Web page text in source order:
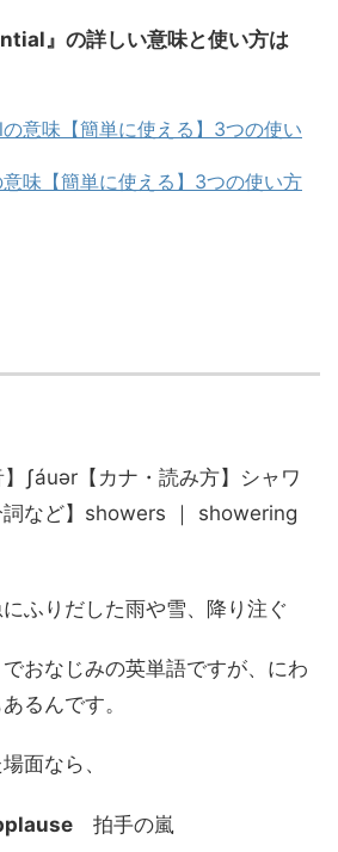
』の詳しい意味と使い方は
味【簡単に使える】3つの使い方
】ʃáuər【カナ・読み方】シャワ
詞など】showers ｜ showering
にふりだした雨や雪、降り注ぐ
おなじみの英単語ですが、にわ
るんです。
面なら、
拍手の嵐